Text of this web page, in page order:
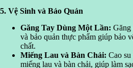
5. Vệ Sinh và Bảo Quản
Găng Tay Dùng Một Lần: Găng
và bảo quản thực phẩm giúp bảo
chất.
Miếng Lau và Bàn Chải: Cao
miếng lau và bàn chải, giúp làm